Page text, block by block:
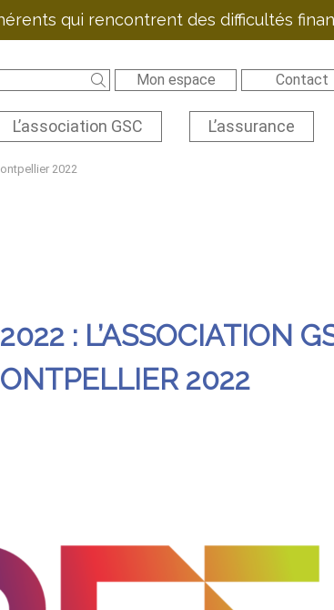
qui rencontrent des difficultés
Mon espace Contact
L’association GSC L’assurance
2022
: L’ASSOCIATION
2022